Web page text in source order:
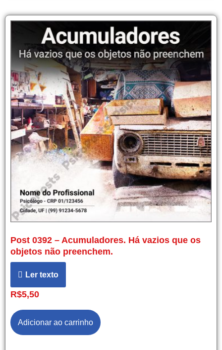
Post 0392 – Acumuladores. Há vazios que os
objetos não preenchem.
Ler texto
R$5,50
Adicionar ao carrinho